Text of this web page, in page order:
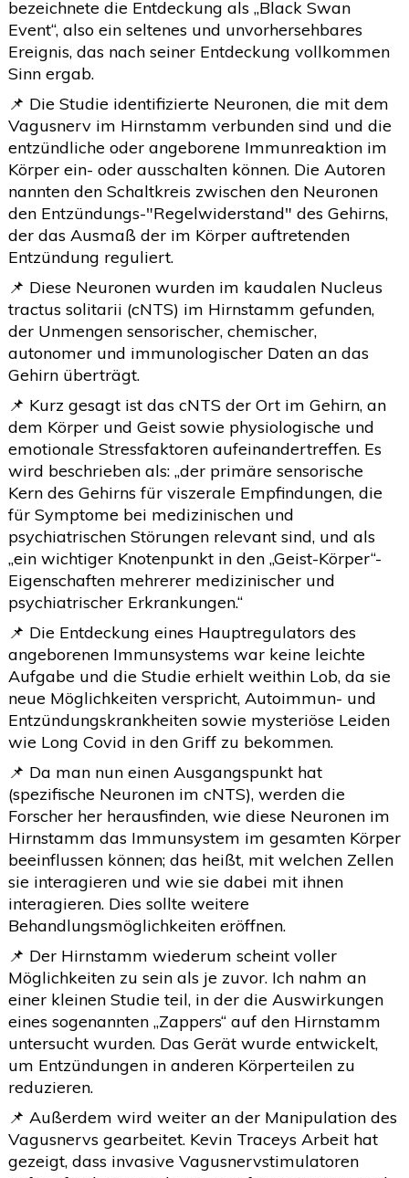
bezeichnete die Entdeckung als „Black Swan
Event“, also ein seltenes und unvorhersehbares
Ereignis, das nach seiner Entdeckung vollkommen
Sinn ergab.
📌 Die Studie identifizierte Neuronen, die mit dem
Vagusnerv im Hirnstamm verbunden sind und die
entzündliche oder angeborene Immunreaktion im
Körper ein- oder ausschalten können. Die Autoren
nannten den Schaltkreis zwischen den Neuronen
den Entzündungs-"Regelwiderstand" des Gehirns,
der das Ausmaß der im Körper auftretenden
Entzündung reguliert.
📌 Diese Neuronen wurden im kaudalen Nucleus
tractus solitarii (cNTS) im Hirnstamm gefunden,
der Unmengen sensorischer, chemischer,
autonomer und immunologischer Daten an das
Gehirn überträgt.
📌 Kurz gesagt ist das cNTS der Ort im Gehirn, an
dem Körper und Geist sowie physiologische und
emotionale Stressfaktoren aufeinandertreffen. Es
wird beschrieben als: „der primäre sensorische
Kern des Gehirns für viszerale Empfindungen, die
für Symptome bei medizinischen und
psychiatrischen Störungen relevant sind, und als
„ein wichtiger Knotenpunkt in den „Geist-Körper“-
Eigenschaften mehrerer medizinischer und
psychiatrischer Erkrankungen.“
📌 Die Entdeckung eines Hauptregulators des
angeborenen Immunsystems war keine leichte
Aufgabe und die Studie erhielt weithin Lob, da sie
neue Möglichkeiten verspricht, Autoimmun- und
Entzündungskrankheiten sowie mysteriöse Leiden
wie Long Covid in den Griff zu bekommen.
📌 Da man nun einen Ausgangspunkt hat
(spezifische Neuronen im cNTS), werden die
Forscher her herausfinden, wie diese Neuronen im
Hirnstamm das Immunsystem im gesamten Körper
beeinflussen können; das heißt, mit welchen Zellen
sie interagieren und wie sie dabei mit ihnen
interagieren. Dies sollte weitere
Behandlungsmöglichkeiten eröffnen.
📌 Der Hirnstamm wiederum scheint voller
Möglichkeiten zu sein als je zuvor. Ich nahm an
einer kleinen Studie teil, in der die Auswirkungen
eines sogenannten „Zappers“ auf den Hirnstamm
untersucht wurden. Das Gerät wurde entwickelt,
um Entzündungen in anderen Körperteilen zu
reduzieren.
📌 Außerdem wird weiter an der Manipulation des
Vagusnervs gearbeitet. Kevin Traceys Arbeit hat
gezeigt, dass invasive Vagusnervstimulatoren